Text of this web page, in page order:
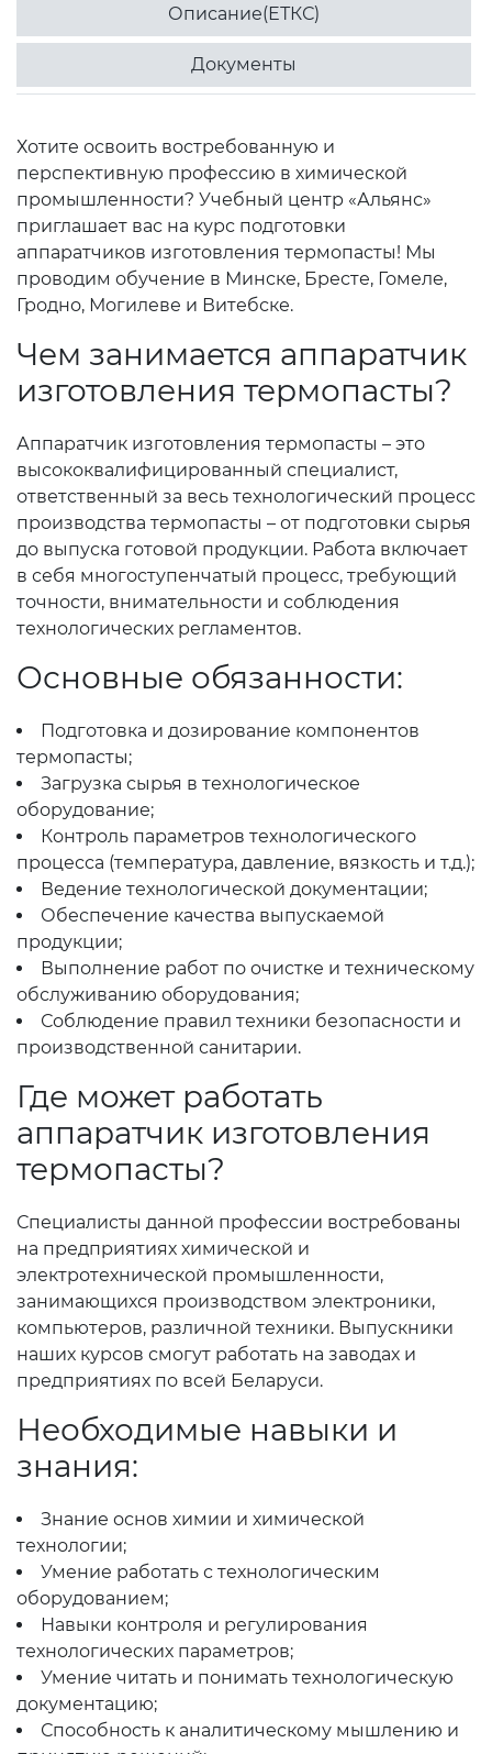
Описание(ЕТКС)
Документы
Хотите освоить востребованную и
перспективную профессию в химической
промышленности? Учебный центр «Альянс»
приглашает вас на курс подготовки
аппаратчиков изготовления термопасты! Мы
проводим обучение в Минске, Бресте, Гомеле,
Гродно, Могилеве и Витебске.
Чем занимается аппаратчик
изготовления термопасты?
Аппаратчик изготовления термопасты – это
высококвалифицированный специалист,
ответственный за весь технологический процесс
производства термопасты – от подготовки сырья
до выпуска готовой продукции. Работа включает
в себя многоступенчатый процесс, требующий
точности, внимательности и соблюдения
технологических регламентов.
Основные обязанности:
Подготовка и дозирование компонентов
термопасты;
Загрузка сырья в технологическое
оборудование;
Контроль параметров технологического
процесса (температура, давление, вязкость и т.д.);
Ведение технологической документации;
Обеспечение качества выпускаемой
продукции;
Выполнение работ по очистке и техническому
обслуживанию оборудования;
Соблюдение правил техники безопасности и
производственной санитарии.
Где может работать
аппаратчик изготовления
термопасты?
Специалисты данной профессии востребованы
на предприятиях химической и
электротехнической промышленности,
занимающихся производством электроники,
компьютеров, различной техники. Выпускники
наших курсов смогут работать на заводах и
предприятиях по всей Беларуси.
Необходимые навыки и
знания:
Знание основ химии и химической
технологии;
Умение работать с технологическим
оборудованием;
Навыки контроля и регулирования
технологических параметров;
Умение читать и понимать технологическую
документацию;
Способность к аналитическому мышлению и